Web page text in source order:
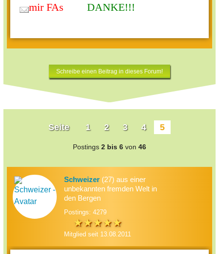
mir FAs
DANKE!!!
Schreibe einen Beitrag in dieses Forum!
Seite 1 2 3 4 5
Postings 2 bis 6 von 46
Schweizer (27) aus einer
unbekannten fremden Welt in
den Bergen
Postings: 4279
Mitglied seit 13.08.2011